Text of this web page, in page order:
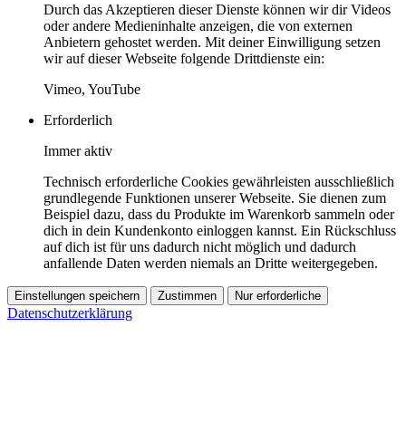
Durch das Akzeptieren dieser Dienste können wir dir Videos
oder andere Medieninhalte anzeigen, die von externen
Anbietern gehostet werden. Mit deiner Einwilligung setzen
wir auf dieser Webseite folgende Drittdienste ein:
Vimeo, YouTube
Erforderlich
Immer aktiv
Technisch erforderliche Cookies gewährleisten ausschließlich
grundlegende Funktionen unserer Webseite. Sie dienen zum
Beispiel dazu, dass du Produkte im Warenkorb sammeln oder
dich in dein Kundenkonto einloggen kannst. Ein Rückschluss
auf dich ist für uns dadurch nicht möglich und dadurch
anfallende Daten werden niemals an Dritte weitergegeben.
Einstellungen speichern Zustimmen Nur erforderliche
Datenschutzerklärung